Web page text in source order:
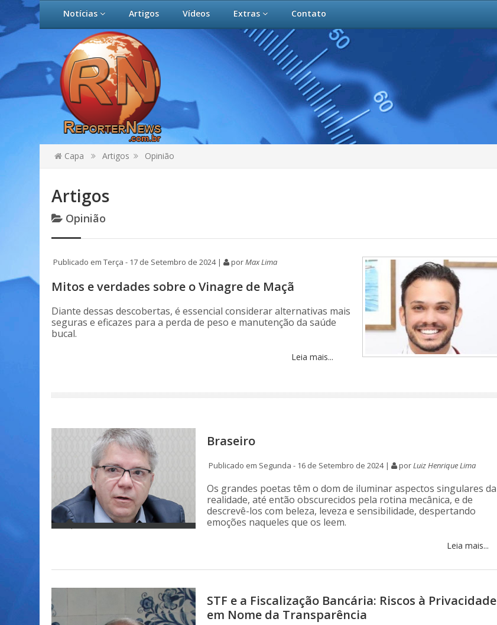
Notícias Artigos Vídeos Extras Contato
Capa Artigos Opinião
Artigos
Opinião
Publicado em Terça - 17 de Setembro de 2024 | porMax Lima
Mitos e verdades sobre o Vinagre de Maçã
Diante dessas descobertas, é essencial considerar alternativas mais
seguras e eficazes para a perda de peso e manutenção da saúde
bucal.
Leia mais...
Braseiro
Publicado em Segunda - 16 de Setembro de 2024 | porLuiz Henrique Lima
Os grandes poetas têm o dom de iluminar aspectos singulares da
realidade, até então obscurecidos pela rotina mecânica, e de
descrevê-los com beleza, leveza e sensibilidade, despertando
emoções naqueles que os leem.
Leia mais...
STF e a Fiscalização Bancária: Riscos à Privacidade
em Nome da Transparência